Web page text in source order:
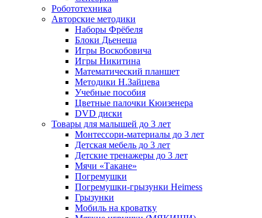
Робототехника
Авторские методики
Наборы Фрёбеля
Блоки Дьенеша
Игры Воскобовича
Игры Никитина
Математический планшет
Методики Н.Зайцева
Учебные пособия
Цветные палочки Кюизенера
DVD диски
Товары для малышей до 3 лет
Монтессори-материалы до 3 лет
Детская мебель до 3 лет
Детские тренажеры до 3 лет
Мячи «Такане»
Погремушки
Погремушки-грызунки Heimess
Грызунки
Мобиль на кроватку